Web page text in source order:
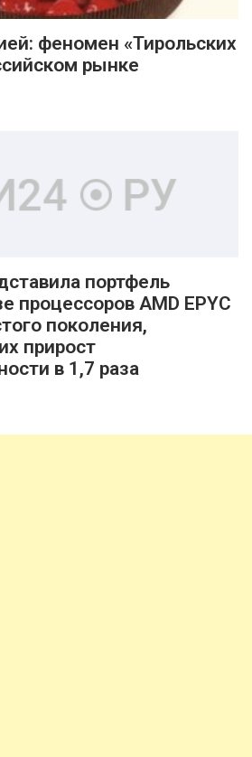
феномен «Тирольских
рынке
портфель
процессоров AMD EPYC
поколения,
прирост
в 1,7 раза